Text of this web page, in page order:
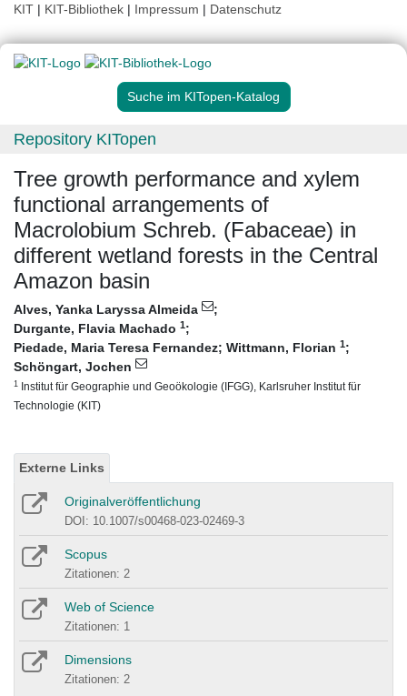
KIT | KIT-Bibliothek | Impressum | Datenschutz
Suche im KITopen-Katalog
Repository KITopen
Tree growth performance and xylem
functional arrangements of
Macrolobium Schreb. (Fabaceae) in
different wetland forests in the Central
Amazon basin
Alves, Yanka Laryssa Almeida
;
Durgante, Flavia Machado 1;
Piedade, Maria Teresa Fernandez; Wittmann, Florian 1;
Schӧngart, Jochen
1 Institut für Geographie und Geoökologie (IFGG), Karlsruher Institut für
Technologie (KIT)
Externe Links
Originalveröffentlichung
DOI: 10.1007/s00468-023-02469-3
Scopus
Zitationen: 2
Web of Science
Zitationen: 1
Dimensions
Zitationen: 2